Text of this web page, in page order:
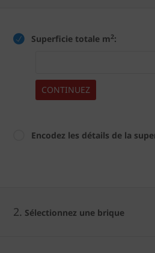
Superficie totale m2:
CONTINUEZ
Encodez les détails de la
2. Sélectionnez une brique